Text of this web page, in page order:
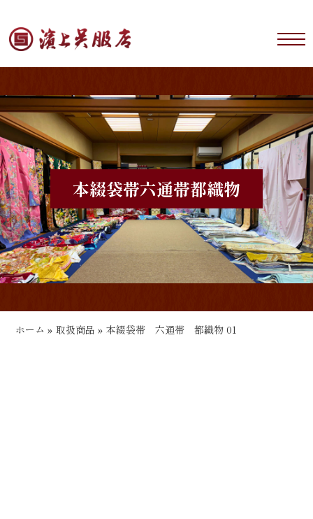
本綴袋帯六通帯都織物
ホーム »取扱商品 »本綴袋帯 六通帯 都織物 01